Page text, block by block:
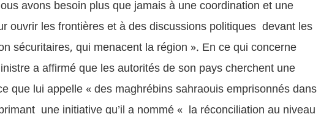
avons besoin plus que jamais à une coordination et une
ouvrir les frontières et à des discussions politiques devant les
sécuritaires, qui menacent la région ». En ce qui concerne
a affirmé que les autorités de son pays cherchent une
que lui appelle « des maghrébins sahraouis emprisonnés dans